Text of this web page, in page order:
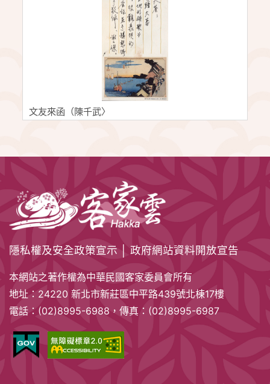
文友來函（陳千武〉
隱私權及安全政策宣示 政府網站資料開放宣告
本網站之著作權為中華民國客家委員會所有
地址：24220 新北市新莊區中平路439號北棟17樓
電話：(02)8995-6988，傳真：(02)8995-6987